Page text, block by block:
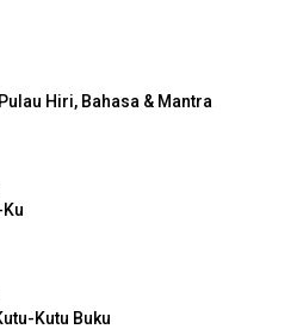
Hiri, Bahasa & Mantra
Kutu Buku